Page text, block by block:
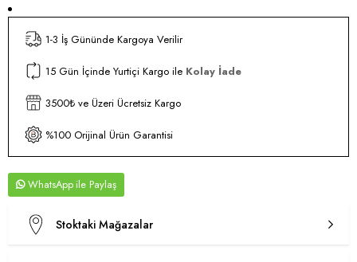
1-3 İş Gününde Kargoya Verilir
15 Gün İçinde Yurtiçi Kargo ile Kolay İade
3500₺ ve Üzeri Ücretsiz Kargo
%100 Orijinal Ürün Garantisi
WhatsApp
Stoktaki Mağazalar